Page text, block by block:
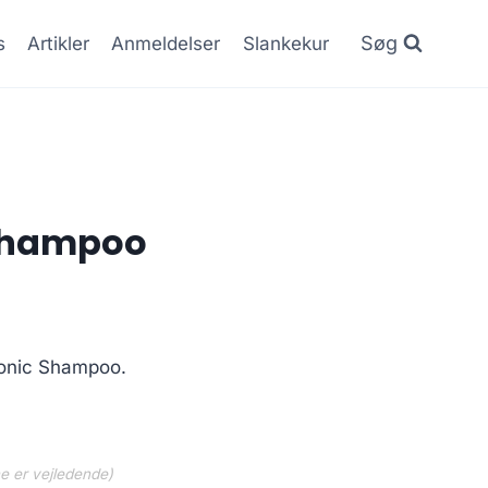
Artikler Anmeldelser Slankekur Søg
Shampoo.
er vejledende)